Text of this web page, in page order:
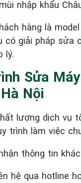
nhập khẩu
hàng là
có giải pháp sửa
lý.
Sửa
Nội
lượng dịch vụ
trình làm việc
thông tin
hệ qua hotline